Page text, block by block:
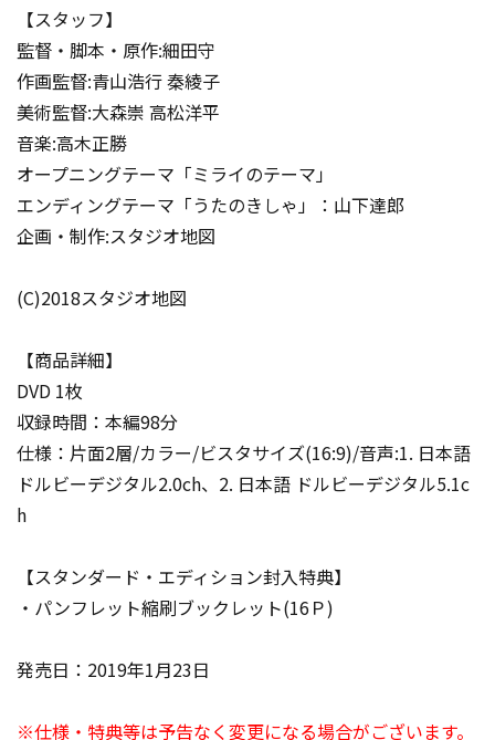
【スタッフ】
監督・脚本・原作:細田守
作画監督:青山浩行 秦綾子
美術監督:大森崇 高松洋平
音楽:高木正勝
オープニングテーマ「ミライのテーマ」
エンディングテーマ「うたのきしゃ」：山下達郎
企画・制作:スタジオ地図
(C)2018スタジオ地図
【商品詳細】
DVD 1枚
収録時間：本編98分
仕様：片面2層/カラー/ビスタサイズ(16:9)/音声:1. 日本語
ドルビーデジタル2.0ch、2. 日本語 ドルビーデジタル5.1c
h
【スタンダード・エディション封入特典】
・パンフレット縮刷ブックレット(16Ｐ)
発売日：2019年1月23日
※仕様・特典等は予告なく変更になる場合がございます。